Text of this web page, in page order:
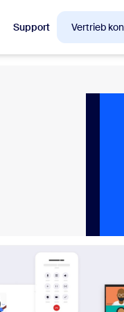
Support Vertrieb